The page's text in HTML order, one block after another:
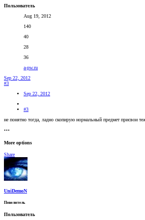
Пользователь
Aug 19, 2012
140
40
28
36
a-pw.ru
Sep 22, 2012
#3
Sep 22, 2012
#3
не понятно тогда, ладно скопирую нормальный предмет присвои
•••
More options
Share
UniDemoN
Повелитель
Пользователь